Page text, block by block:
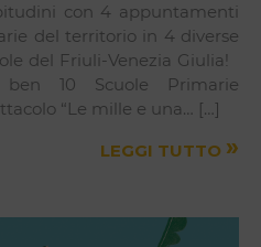
con 4 appuntamenti
del territorio in 4 diverse
del Friuli-Venezia Giulia!
10 Scuole Primarie
“Le mille e una… […]
LEGGI TUTTO »